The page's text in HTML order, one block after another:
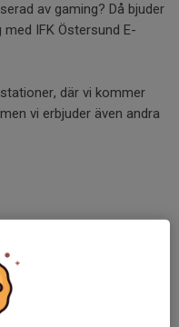
av gaming? Då bjuder
IFK Östersund E-
där vi kommer
vi erbjuder även andra
Longhorn, Östersund.